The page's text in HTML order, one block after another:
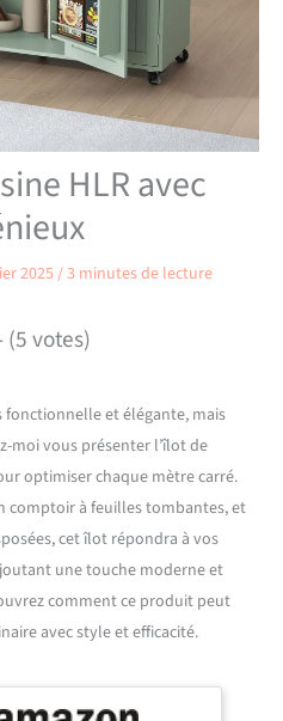
HLR avec
2025/3 minutes de lecture
(5 votes)
fonctionnelle et élégante, mais
moi vous présenter l’îlot de
optimiser chaque mètre carré.
comptoir à feuilles tombantes, et
cet îlot répondra à vos
une touche moderne et
comment ce produit peut
avec style et efficacité.